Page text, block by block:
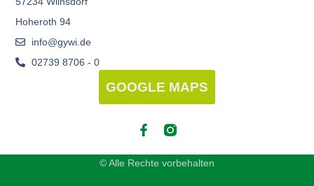
Hoheroth 94
info@gywi.de
02739 8706 - 0
GOOGLE MAPS
© Alle Rechte vorbehalten